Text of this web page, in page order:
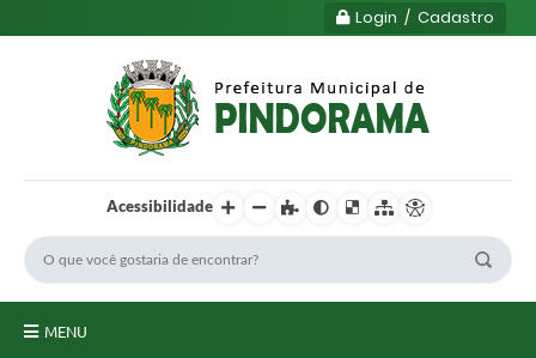
Login / Cadastro
Acessibilidade
MENU